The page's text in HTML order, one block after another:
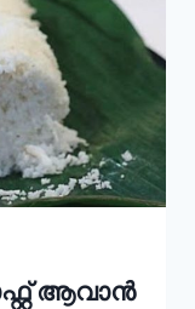
ആവാൻ